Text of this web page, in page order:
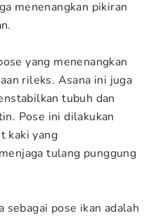
menenangkan pikiran
yang menenangkan
rileks. Asana ini juga
tubuh dan
Pose ini dilakukan
kaki yang
tulang punggung
sebagai pose ikan adalah